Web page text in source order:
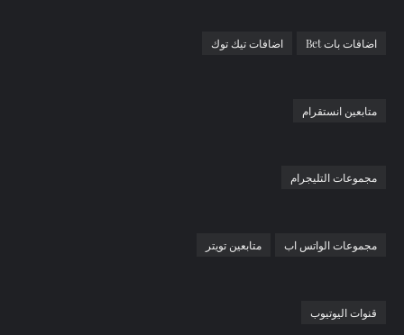
اضافات بات Bet اضافات تيك توك
متابعين انستقرام
مجموعات التليجرام
مجموعات الواتس اب متابعين تويتر
قنوات اليوتيوب